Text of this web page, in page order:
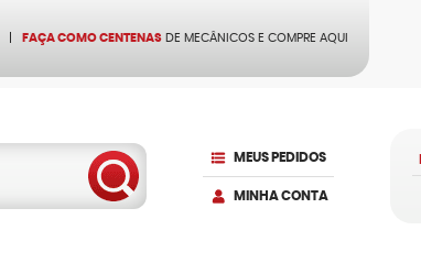
FAÇA COMO CENTENAS DE MECÂNICOS E COMPRE AQUI
MEUS PEDIDOS
MINHA CONTA